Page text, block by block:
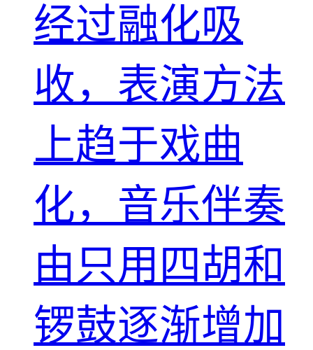
经过融化吸
收，表演方法
上趋于戏曲
化，音乐伴奏
由只用四胡和
锣鼓逐渐增加